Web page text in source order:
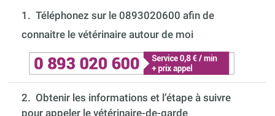
1. Téléphonez sur le 0893020600 afin de
connaitre le vétérinaire autour de moi
2. Obtenir les informations et l’étape à suivre
pour appeler le vétérinaire-de-garde